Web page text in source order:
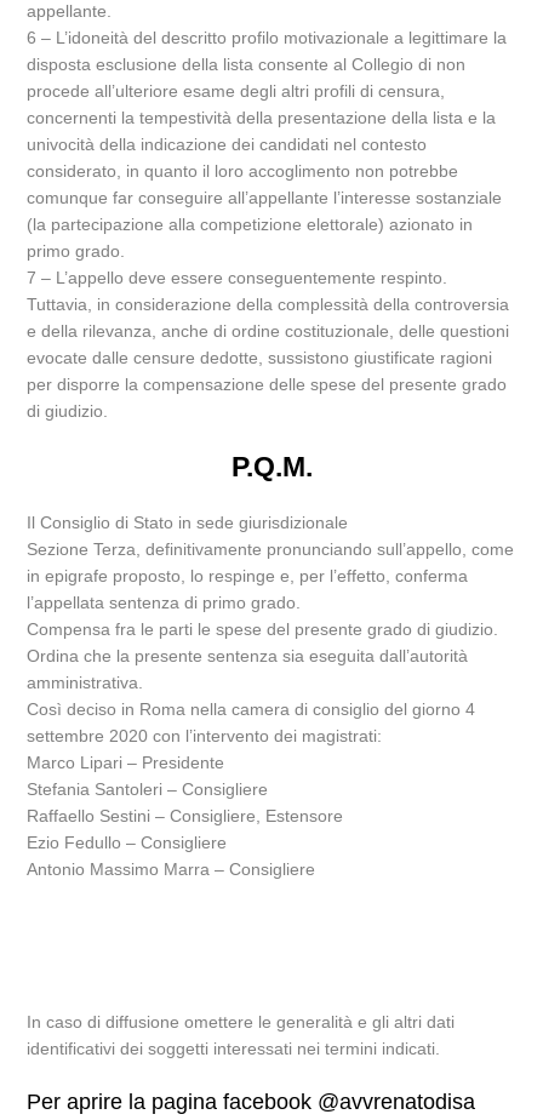
appellante.
6 – L’idoneità del descritto profilo motivazionale a legittimare la
disposta esclusione della lista consente al Collegio di non
procede all’ulteriore esame degli altri profili di censura,
concernenti la tempestività della presentazione della lista e la
univocità della indicazione dei candidati nel contesto
considerato, in quanto il loro accoglimento non potrebbe
comunque far conseguire all’appellante l’interesse sostanziale
(la partecipazione alla competizione elettorale) azionato in
primo grado.
7 – L’appello deve essere conseguentemente respinto.
Tuttavia, in considerazione della complessità della controversia
e della rilevanza, anche di ordine costituzionale, delle questioni
evocate dalle censure dedotte, sussistono giustificate ragioni
per disporre la compensazione delle spese del presente grado
di giudizio.
P.Q.M.
Il Consiglio di Stato in sede giurisdizionale
Sezione Terza, definitivamente pronunciando sull’appello, come
in epigrafe proposto, lo respinge e, per l’effetto, conferma
l’appellata sentenza di primo grado.
Compensa fra le parti le spese del presente grado di giudizio.
Ordina che la presente sentenza sia eseguita dall’autorità
amministrativa.
Così deciso in Roma nella camera di consiglio del giorno 4
settembre 2020 con l’intervento dei magistrati:
Marco Lipari – Presidente
Stefania Santoleri – Consigliere
Raffaello Sestini – Consigliere, Estensore
Ezio Fedullo – Consigliere
Antonio Massimo Marra – Consigliere
In caso di diffusione omettere le generalità e gli altri dati
identificativi dei soggetti interessati nei termini indicati.
Per aprire la pagina facebook @avvrenatodisa